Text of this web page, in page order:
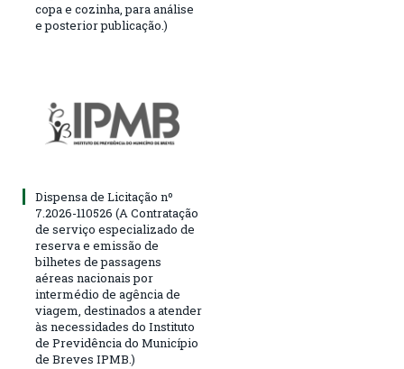
copa e cozinha, para análise
e posterior publicação.)
Dispensa de Licitação nº
7.2026-110526 (A Contratação
de serviço especializado de
reserva e emissão de
bilhetes de passagens
aéreas nacionais por
intermédio de agência de
viagem, destinados a atender
às necessidades do Instituto
de Previdência do Município
de Breves IPMB.)